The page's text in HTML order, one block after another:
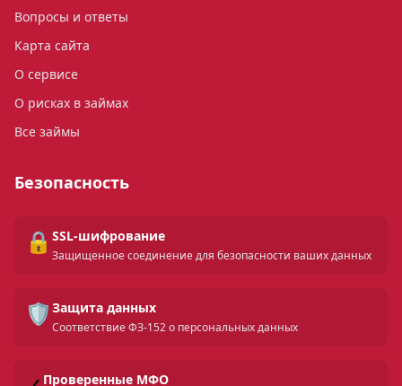
Вопросы и ответы
Карта сайта
О сервисе
О рисках в займах
Все займы
Безопасность
🔒 SSL-шифрование
Защищенное соединение для безопасности ваших данных
🛡️ Защита данных
Соответствие ФЗ-152 о персональных данных
Проверенные МФО